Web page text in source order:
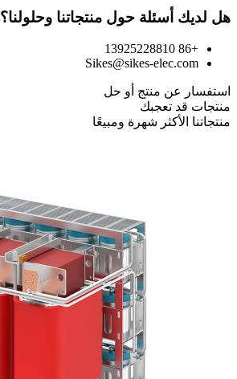
هل لديك أسئلة حول منتجاتنا وحلولنا؟
+86 13925228810
Sikes@sikes-elec.com
استفسار عن منتج أو حل
منتجات قد تعجبك
منتجاتنا الأكثر شهرة ومبيعًا